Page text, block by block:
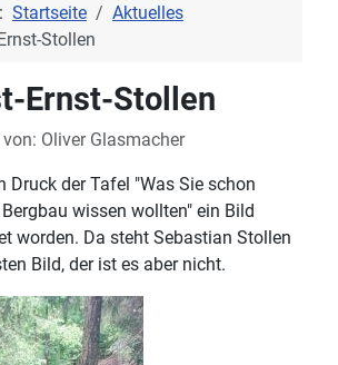
Startseite
Aktuelles
Stollen
Ernst-Stollen
Oliver Glasmacher
Druck der Tafel "Was Sie schon
wissen wollten" ein Bild
worden. Da steht Sebastian Stollen
Bild, der ist es aber nicht.